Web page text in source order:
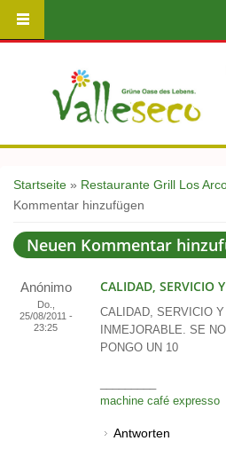
Sie sind hier
Startseite » Restaurante Grill Los
Kommentar hinzufügen
Neuen Kommentar
Anónimo
Do.,
25/08/2011 -
23:25
CALIDAD, SERVICIO Y
CALIDAD, SERVICIO
INMEJORABLE. SE
PONGO UN 10
machine café expresso
Antworten